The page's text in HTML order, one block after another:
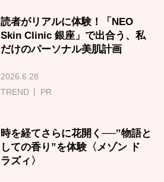
読者がリアルに体験！「NEO
Skin Clinic 銀座」で出合う、私
だけのパーソナル美肌計画
2026.6.28
TREND
PR
時を経てさらに花開く──‟物語と
しての香り”を体験〈メゾン ド
ラズィ〉